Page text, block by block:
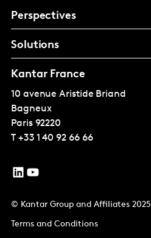
Perspectives
Solutions
Kantar France
10 avenue Aristide Briand
Bagneux
Paris 92220
T +33 1 40 92 66 66
© Kantar Group and Affiliates 2025
Terms and Conditions